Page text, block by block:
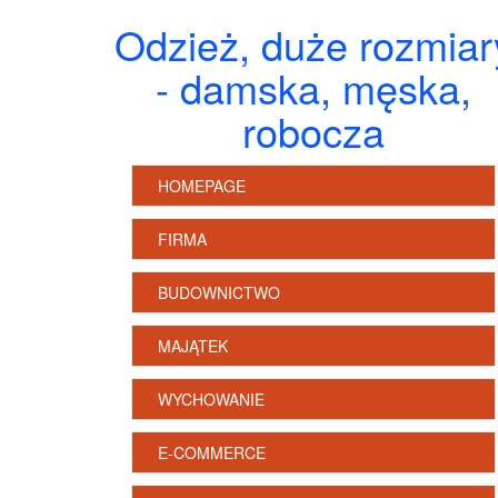
Odzież, duże
- damska, męska,
robocza
HOMEPAGE
FIRMA
BUDOWNICTWO
MAJĄTEK
WYCHOWANIE
E-COMMERCE